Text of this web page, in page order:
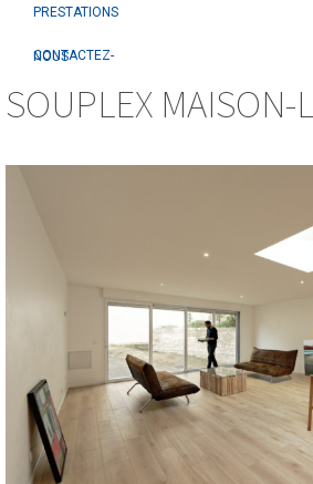
PRESTATIONS
CONTACTEZ-NOUS
SOUPLEX MAISON-